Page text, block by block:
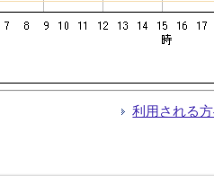
利用される